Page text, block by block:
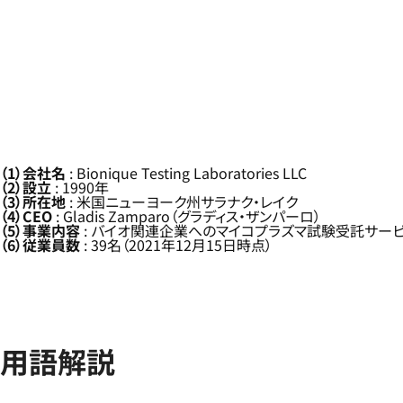
（1）会社名 : Bionique Testing Laboratories LLC
（2）設立 : 1990年
（3）所在地 : 米国ニューヨーク州サラナク・レイク
（4）CEO : Gladis Zamparo（グラディス・ザンパーロ）
（5）事業内容: バイオ関連企業へのマイコプラズマ試験受託サー
（6）従業員数 : 39名（2021年12月15日時点）
用語解説